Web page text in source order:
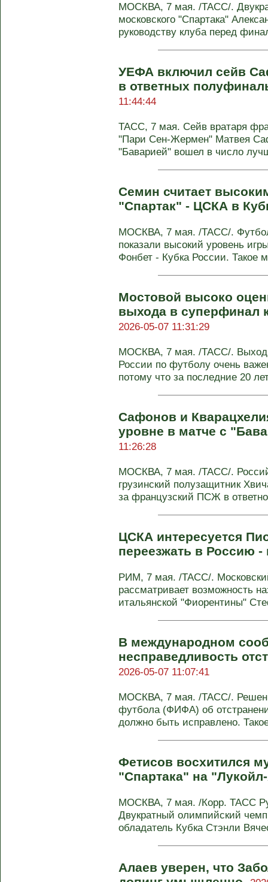
МОСКВА, 7 мая. /ТАСС/.
московского "Спартака"
руководству клуба перед
УЕФА включил сейв
в ответных
11:44:44
ТАСС, 7 мая. Сейв вратаря
"Пари Сен-Жермен" Матвея
"Баварией" вошел в число
Семин считает
"Спартак" - ЦСКА в
МОСКВА, 7 мая. /ТАСС/.
показали высокий уровень
Фонбет - Кубка России. Такое
Мостовой высоко
выхода в суперфинал
2026-05-07 11:31:29
МОСКВА, 7 мая. /ТАСС/. Выход
России по футболу очень
потому что за последние 20
Сафонов и
уровне в матче с
11:26:28
МОСКВА, 7 мая. /ТАСС/.
грузинский полузащитник
за французский ПСЖ в
ЦСКА интересуется
переезжать в Россию -
РИМ, 7 мая. /ТАСС/.
рассматривает возможность
итальянской "Фиорентины"
В международном
несправедливость
2026-05-07 11:07:41
МОСКВА, 7 мая. /ТАСС/.
футбола (ФИФА) об
должно быть исправлено.
Фетисов восхитился
"Спартака" на
МОСКВА, 7 мая. /Корр. ТАСС
Двукратный олимпийский
обладатель Кубка Стэнли
Алаев уверен, что